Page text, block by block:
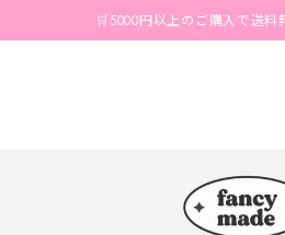
🛒5000円以上のご購入で送料無料🪄